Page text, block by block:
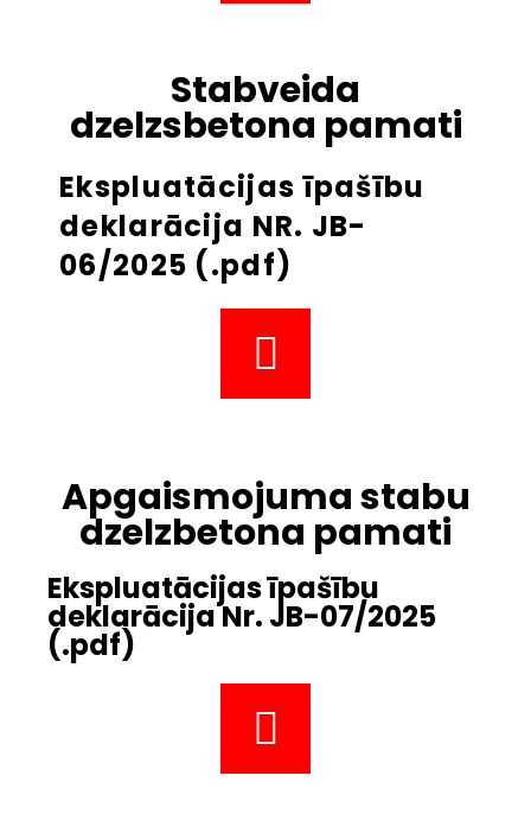
Stabveida
dzelzsbetona pamati
Ekspluatācijas īpašību
deklarācija NR. JB-
06/2025 (.pdf)
Apgaismojuma stabu
dzelzbetona pamati
Ekspluatācijas īpašību
deklarācija Nr. JB-07/2025
(.pdf)